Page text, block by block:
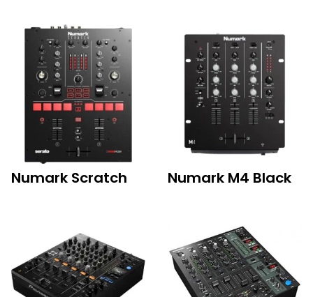
Numark Scratch Numark M4 Black